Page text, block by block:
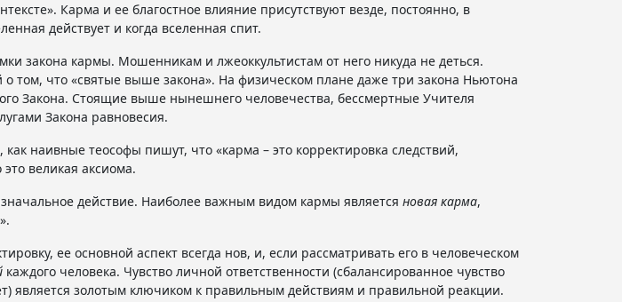
Карма и ее благостное влияние присутствуют везде, постоянно, в
действует и когда вселенная спит.
закона кармы. Мошенникам и лжеоккультистам от него никуда не деться.
о том, что «святые выше закона». На физическом плане даже три закона Ньютона
Закона. Стоящие выше нынешнего человечества, бессмертные Учителя
Закона равновесия.
как наивные теософы пишут, что «карма – это корректировка следствий,
великая аксиома.
действие. Наиболее важным видом кармы является новая карма,
ее основной аспект всегда нов, и, если рассматривать его в человеческом
каждого человека. Чувство личной ответственности (сбалансированное чувство
является золотым ключиком к правильным действиям и правильной реакции.